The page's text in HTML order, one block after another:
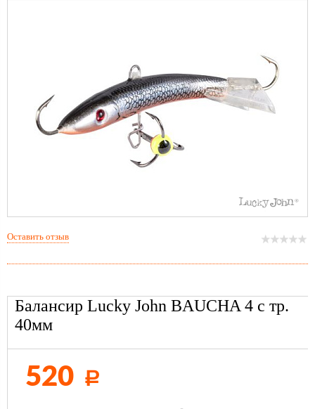
Балансир Lucky John BAUCHA 4 с тр.
40мм
520 Р
Оставить отзыв